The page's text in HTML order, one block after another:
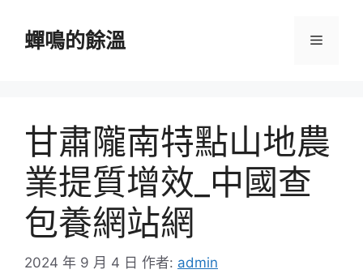
蟬鳴的餘溫 選
甘肅隴南特點山地農
業提質增效_中國查
包養網站網
2024 年 9 月 4 日 作者: admin